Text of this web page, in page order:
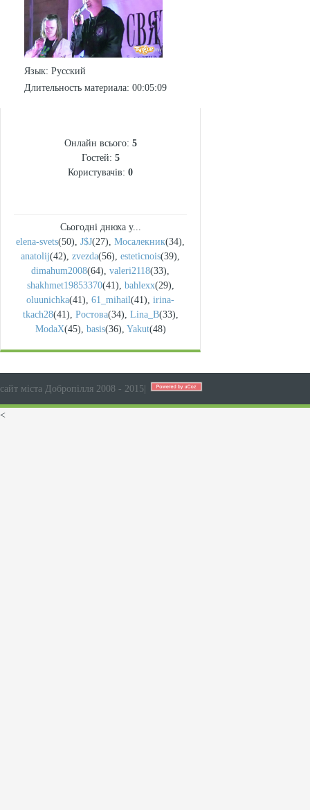
Язык: Русский
Длительность материала: 00:05:09
Онлайн всього: 5
Гостей: 5
Користувачів: 0
Сьогодні днюха у...
elena-svets(50), J$J(27), Мосалекник(34),
anatolij(42), zvezda(56), esteticnois(39),
dimahum2008(64), valeri2118(33),
shakhmet19853370(41), bahlexx(29),
oluunichka(41), 61_mihail(41), irina-
tkach28(41), Ростова(34), Lina_B(33),
ModaX(45), basis(36), Yakut(48)
сайт міста Добропілля 2008 - 2015
<